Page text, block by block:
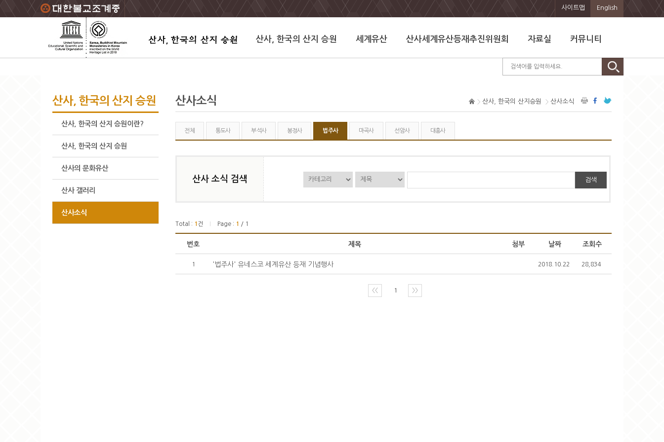
주요메뉴 바로가기
본문 바로가기
하단메뉴 바로가기 사이트맵 English
산사, 한국의 산지 승원 세계유산 산사세계유산등재추진위원회 자료실 커뮤니티
산사, 한국의 산지 승원
산사, 한국의 산지 승원이란?
산사, 한국의 산지 승원
산사의 문화유산
산사 갤러리
산사소식
산사소식 산사, 한국의 산지승원 산사소식
전체 통도사 부석사 봉정사 법주사 마곡사 선암사 대흥사
산사 소식 검색 검색
Total : 1 건 Page : 1 / 1
번호 제목 첨부 날짜 조회수
1 '법주사' 유네스코 세계유산 등재 기념행사 2018.10.22 28,834
〈〈 1 〉〉